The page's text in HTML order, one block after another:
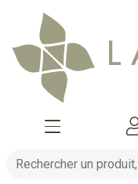
Afficher la